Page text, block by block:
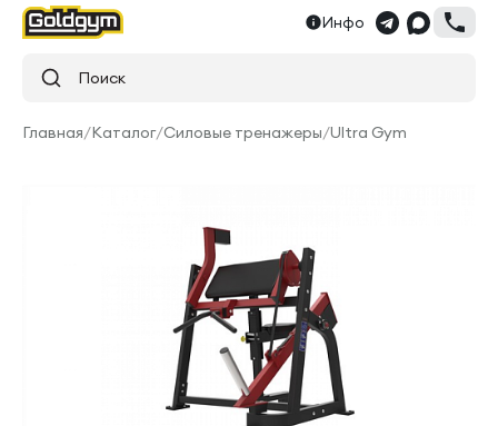
Инфо
Поиск
Главная/Каталог/Силовые тренажеры/Ultra Gym